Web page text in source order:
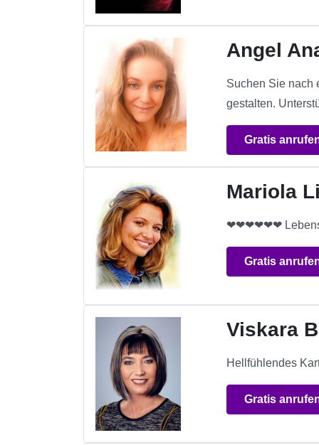
Angel
Suchen Sie nach
gestalten.
Gratis
Mariola
❤❤❤❤❤❤
Gratis
Viskara
Hellfühlendes
Gratis